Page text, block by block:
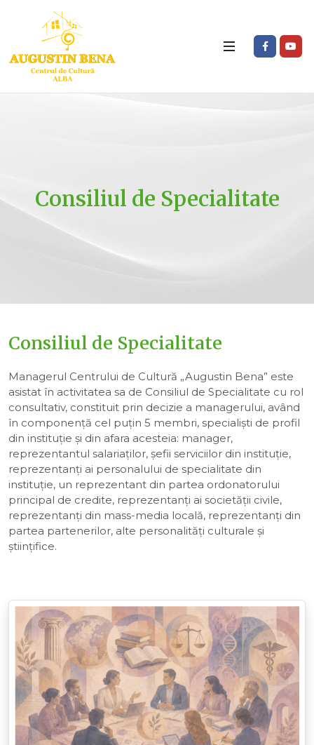
Consiliul de Specialitate
Consiliul de Specialitate
Managerul Centrului de Cultură „Augustin Bena” este
asistat în activitatea sa de Consiliul de Specialitate cu rol
consultativ, constituit prin decizie a managerului, având
în componenţă cel puţin 5 membri, specialiști de profil
din instituţie şi din afara acesteia: manager,
reprezentantul salariaţilor, şefii serviciilor din instituţie,
reprezentanţi ai personalului de specialitate din
instituţie, un reprezentant din partea ordonatorului
principal de credite, reprezentanţi ai societăţii civile,
reprezentanţi din mass-media locală, reprezentanţi din
partea partenerilor, alte personalităţi culturale şi
ştiinţifice.